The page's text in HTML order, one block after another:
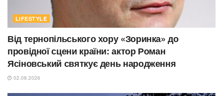
LIFESTYLE
Від тернопільського хору «Зоринка» до
провідної сцени країни: актор Роман
Ясіновський святкує день народження
02.08.2026